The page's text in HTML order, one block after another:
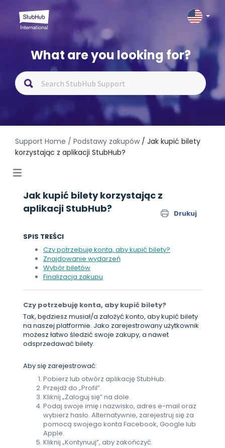
What are you looking for?
Support Home / Podstawy zakupów / Jak kupić bilety
korzystając z aplikacji StubHub?
Jak kupić bilety korzystając z
aplikacji StubHub?
Drukuj
SPIS TREŚCI
Czy potrzebuję konta, aby kupić bilety?
Znajdowanie wydarzeń
Wybór biletów
Finalizacja zakupu
Czy potrzebuję konta, aby kupić bilety?
Tak, będziesz musiał/a założyć konto, aby kupić bilety
na naszej platformie. Jako zarejestrowany użytkownik
możesz łatwo śledzić swoje zakupy, a nawet
odsprzedawać bilety.
Aby się zarejestrować:
Pobierz lub otwórz aplikację StubHub.
Przejdź do „Profil”.
Kliknij „Zaloguj się” na dole.
Podaj swoje imię i nazwisko, adres e-mail oraz
wybierz hasło. Alternatywnie, zarejestruj się za
pomocą swojego konta Facebook, Google lub
Apple.
Kliknij „Kontynuuj”, aby zakończyć.